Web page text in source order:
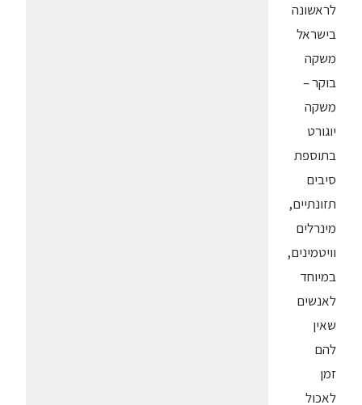
לראשונה
בישראל
משקה
בוקר –
משקה
יוגורט
בתוספת
סיבים
תזונתיים,
מינרלים
וויטמינים,
במיוחד
לאנשים
שאין
להם
זמן
לאכול